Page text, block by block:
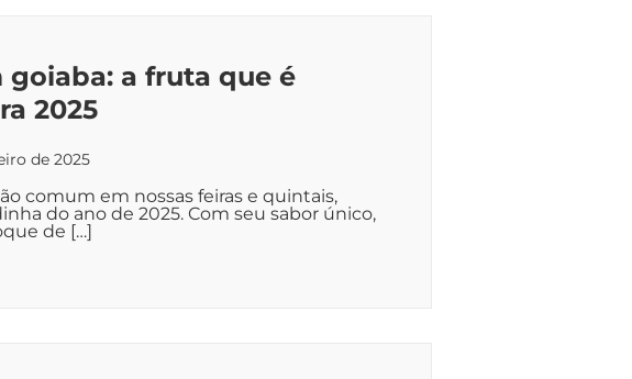
goiaba: a fruta que é
2025
de 2025
comum em nossas feiras e quintais,
do ano de 2025. Com seu sabor único,
de […]